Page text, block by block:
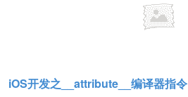
iOS开发之__attribute__编译器指令